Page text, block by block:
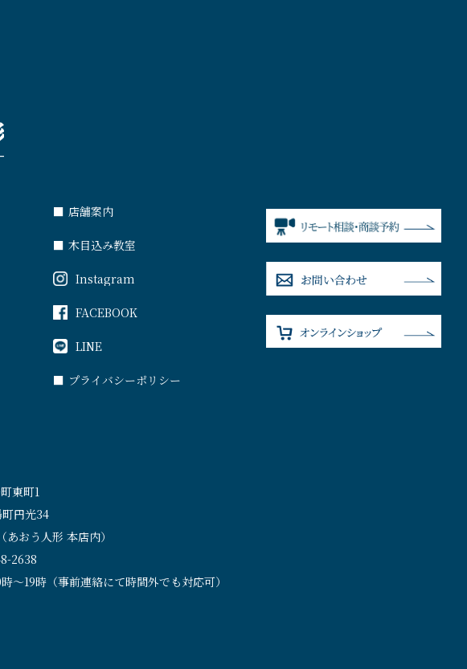
■ 店舗案内
■ 木目込み教室
Instagram
FACEBOOK
LINE
■ プライバシーポリシー
東町1
円光34
おう人形 本店内）
2638
〜19時（事前連絡にて時間外でも対応可）